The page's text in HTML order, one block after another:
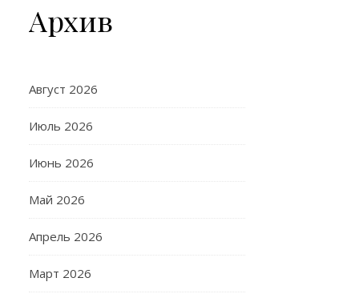
Архив
Август 2026
Июль 2026
Июнь 2026
Май 2026
Апрель 2026
Март 2026